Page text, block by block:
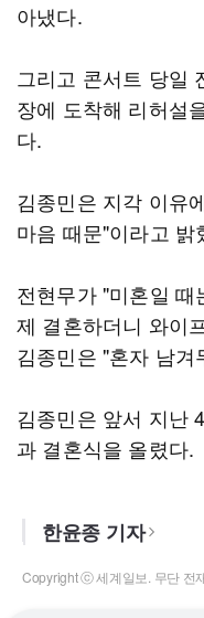
아냈다.
그리고 콘서트 당일
장에 도착해 리허설
다.
김종민은 지각 이유
마음 때문"이라고 밝
전현무가 "미혼일
제 결혼하더니 와이
김종민은 "혼자 남
김종민은 앞서 지난
과 결혼식을 올렸다.
한윤종 기자
Copyright ⓒ 세계일보. 무단 전